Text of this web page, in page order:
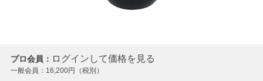
プロ会員： ログインして価格を見る
一般会員： 16,200円（税別）